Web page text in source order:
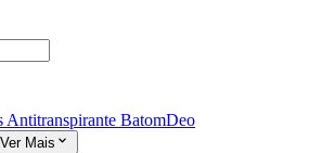
Antitranspirante BatomDeo
Ver Mais